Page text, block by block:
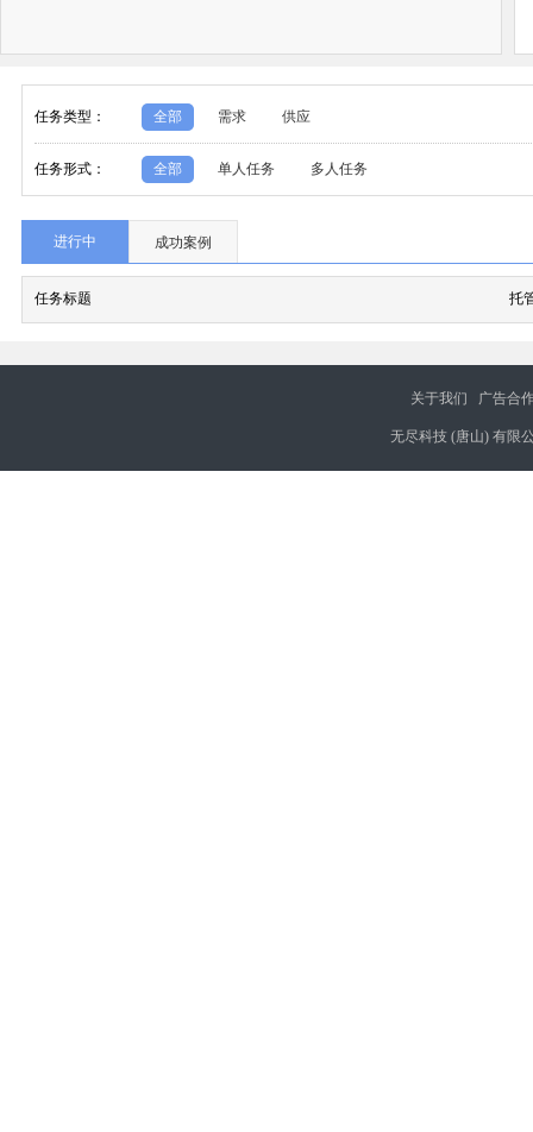
任务类型： 全部 需求 供应
任务形式： 全部 单人任务 多人任务
进行中 成功案例
任务标题 托
关于我们 广告合
无尽科技 (唐山) 有限